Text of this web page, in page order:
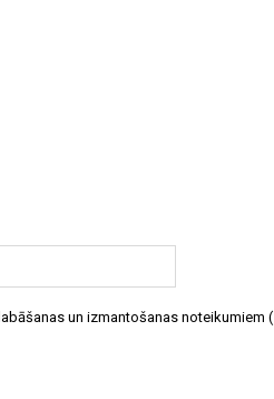
un izmantošanas noteikumiem (